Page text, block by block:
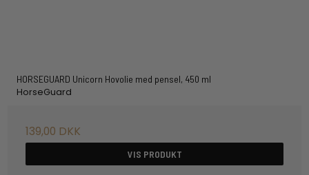
HORSEGUARD Unicorn Hovolie med pensel, 450 ml
HorseGuard
139,00 DKK
VIS PRODUKT